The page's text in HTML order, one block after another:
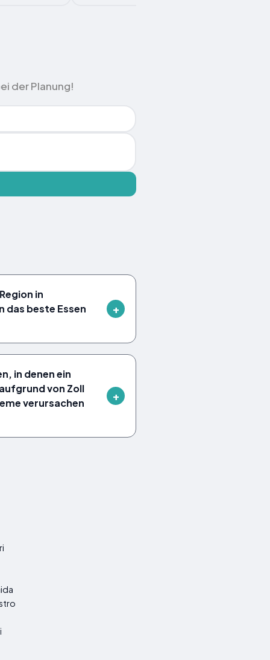
der Planung!
in
das beste Essen
in denen ein
von Zoll
verursachen